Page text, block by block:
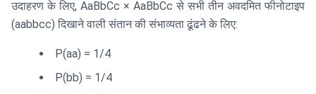
और }
B
और }
C) =
उदाहरण के लिए, AaBbCc × AaBbCc से सभी तीन अवदमित फीनोटाइप
(aabbcc) दिखाने वाली संतान की संभाव्यता ढूंढने के लिए:
P(aa) = 1/4
P(bb) = 1/4